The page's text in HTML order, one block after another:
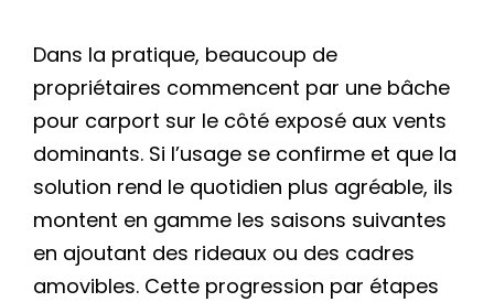
Dans la pratique, beaucoup de
propriétaires commencent par une bâche
pour carport sur le côté exposé aux vents
dominants. Si l’usage se confirme et que la
solution rend le quotidien plus agréable, ils
montent en gamme les saisons suivantes
en ajoutant des rideaux ou des cadres
amovibles. Cette progression par étapes